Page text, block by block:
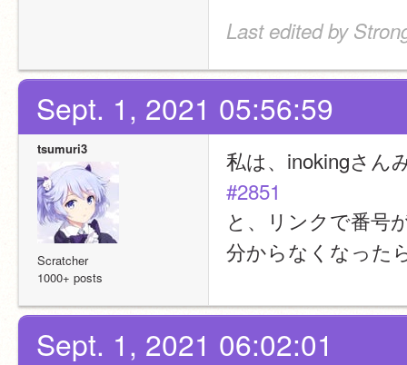
Last edited by
Sept. 1, 2021 05:56:59
tsumuri3
Scratcher
1000+ posts
私は、inokingさん
#2851
と、リンクで番号
分からなくなった
Sept. 1, 2021 06:02:01